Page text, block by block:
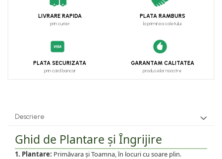
LIVRARE RAPIDA
prin curier
PLATA RAMBURS
la primirea coletului
PLATA SECURIZATA
prin card bancar
GARANTAM CALITATEA
produselor noastre
Descriere
Ghid de Plantare și Îngrijire
1. Plantare: Primăvara și Toamna, în locuri cu soare plin.